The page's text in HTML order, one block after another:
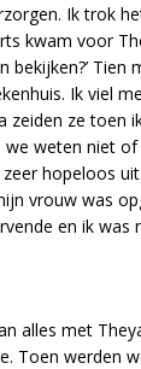
Ik trok
kwam voor
be­kij­ken?’
Ik viel
zei­den ze toen
we­ten niet
ho­pe­loos
vrouw was
en ik was
al­les met
Toen wer­den